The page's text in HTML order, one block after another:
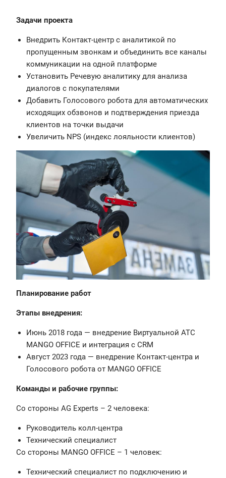
Задачи проекта
Внедрить Контакт-центр с аналитикой по
пропущенным звонкам и объединить все каналы
коммуникации на одной платформе
Установить Речевую аналитику для анализа
диалогов с покупателями
Добавить Голосового робота для автоматических
исходящих обзвонов и подтверждения приезда
клиентов на точки выдачи
Увеличить NPS (индекс лояльности клиентов)
Планирование работ
Этапы внедрения:
Июнь 2018 года — внедрение Виртуальной АТС
MANGO OFFICE и интеграция с CRM
Август 2023 года — внедрение Контакт-центра и
Голосового робота от MANGO OFFICE
Команды и рабочие группы:
Со стороны AG Experts – 2 человека:
Руководитель колл-центра
Технический специалист
Со стороны MANGO OFFICE – 1 человек:
Технический специалист по подключению и